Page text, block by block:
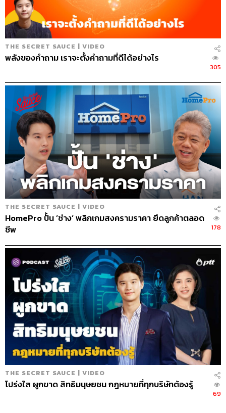
THE SECRET SAUCE | VIDEO
พลังของคำถาม เราจะตั้งคำถามที่ดีได้อย่างไร
305
THE SECRET SAUCE | VIDEO
HomePro ปั้น ’ช่าง’ พลิกเกมสงครามราคา ยึดลูกค้าตลอด
ชีพ
178
THE SECRET SAUCE | VIDEO
โปร่งใส ผูกขาด สิทธิมนุษยชน กฎหมายที่ทุกบริษัทต้องรู้
69